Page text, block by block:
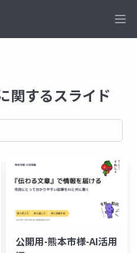
関するスライド
公開用-熊本市様-AI活用